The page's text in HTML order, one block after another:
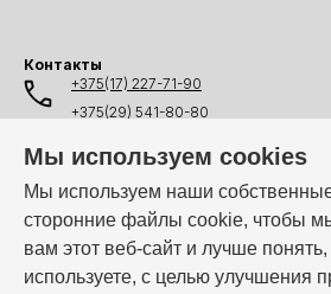
Мы используем cookies
Мы используем наши
сторонние файлы cookie, чтобы
вам этот веб-сайт и лучше
используете, с целью улучшения
Контакты
+375(17) 227-71-90
+375(29) 541-80-80
+375(44) 541-80-80
info@i-ven.by